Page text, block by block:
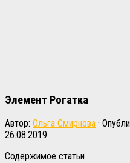
Элемент Рогатка
Автор: Ольга Смирнова ·
26.08.2019
Содержимое статьи